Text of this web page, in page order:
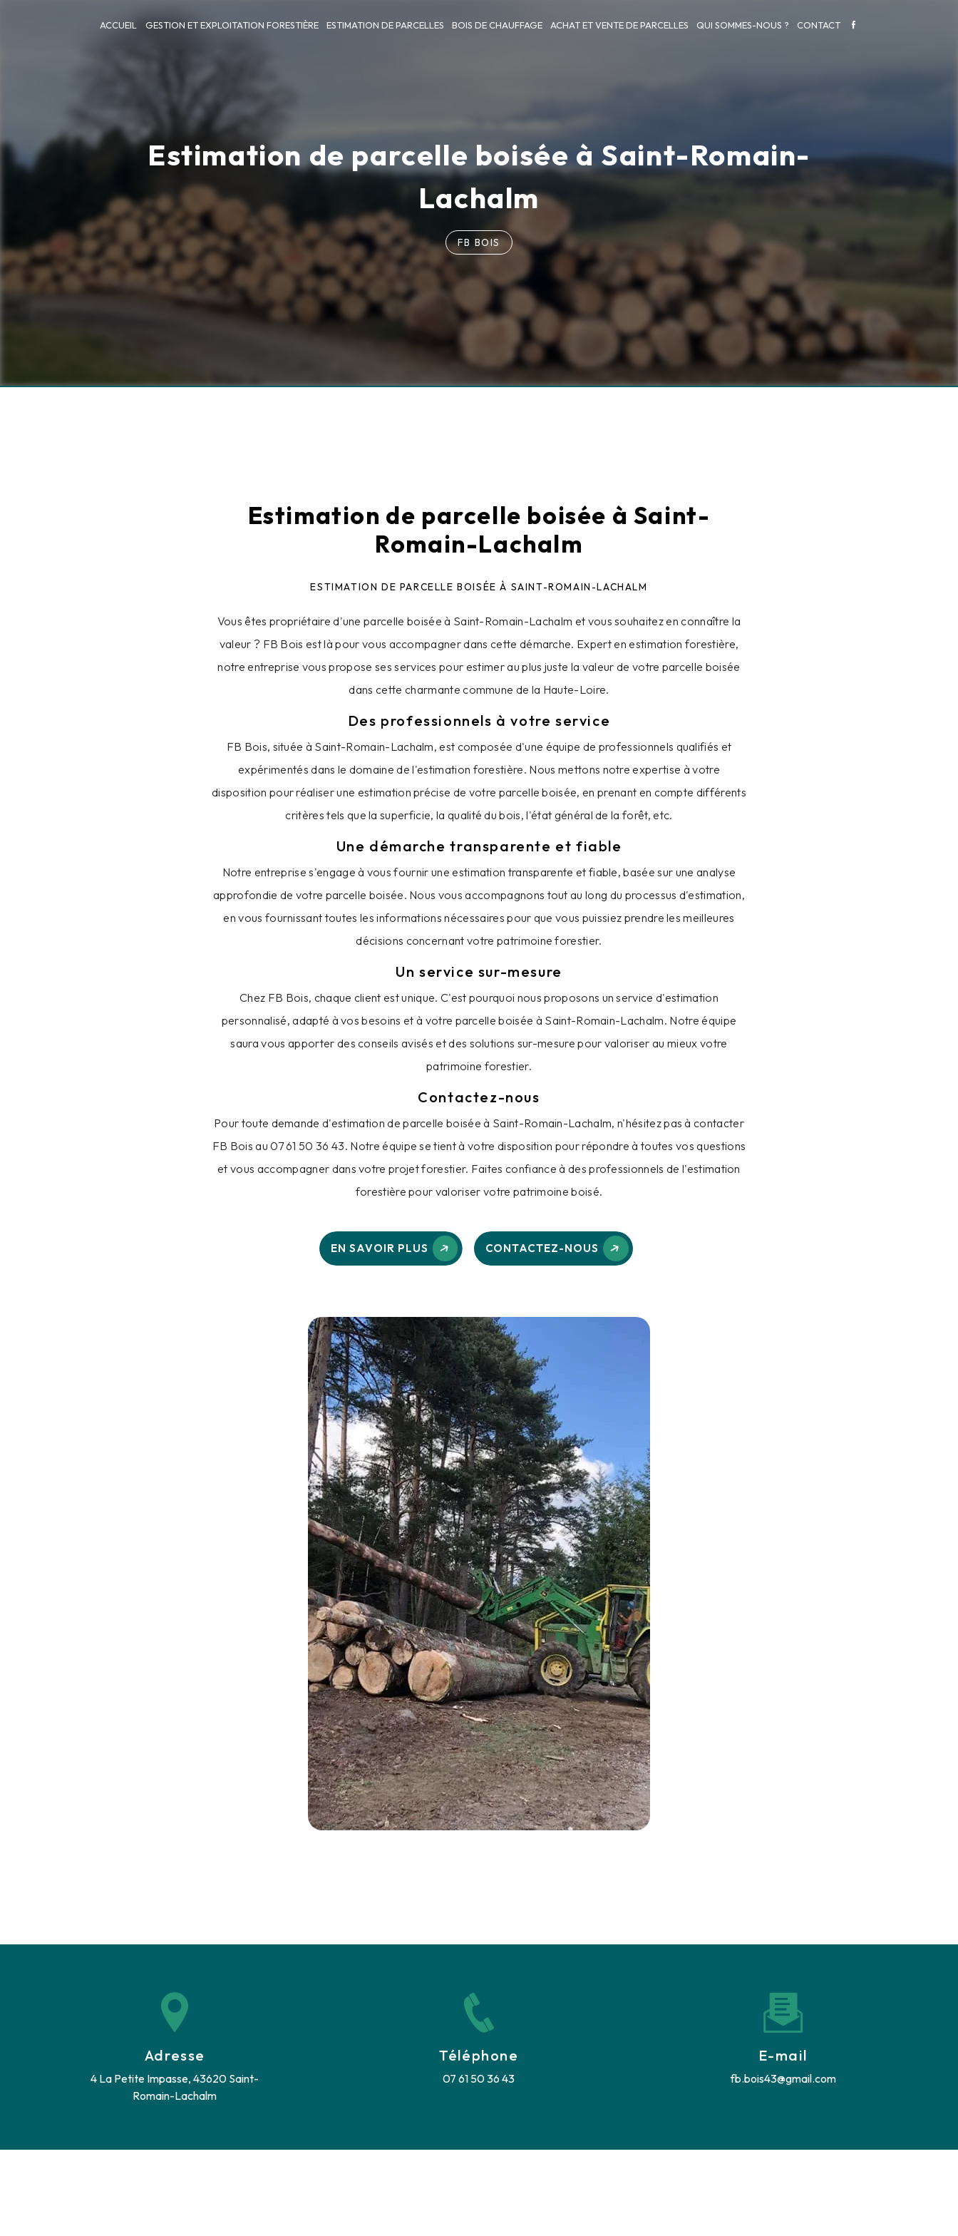
ACCUEIL GESTION ET EXPLOITATION FORESTIÈRE ESTIMATION DE PARCELLES BOIS DE CHAUFFAGE ACHAT ET VENTE DE PARCELLES QUI SOMMES-NOUS ? CONTACT
Estimation de parcelle boisée à Saint-Romain-
Lachalm
FB BOIS
Estimation de parcelle boisée à Saint-
Romain-Lachalm
ESTIMATION DE PARCELLE BOISÉE À SAINT-ROMAIN-LACHALM
Vous êtes propriétaire d'une parcelle boisée à Saint-Romain-Lachalm et vous souhaitez en connaître la
valeur ? FB Bois est là pour vous accompagner dans cette démarche. Expert en estimation forestière,
notre entreprise vous propose ses services pour estimer au plus juste la valeur de votre parcelle boisée
dans cette charmante commune de la Haute-Loire.
Des professionnels à votre service
FB Bois, située à Saint-Romain-Lachalm, est composée d'une équipe de professionnels qualifiés et
expérimentés dans le domaine de l'estimation forestière. Nous mettons notre expertise à votre
disposition pour réaliser une estimation précise de votre parcelle boisée, en prenant en compte différents
critères tels que la superficie, la qualité du bois, l'état général de la forêt, etc.
Une démarche transparente et fiable
Notre entreprise s'engage à vous fournir une estimation transparente et fiable, basée sur une analyse
approfondie de votre parcelle boisée. Nous vous accompagnons tout au long du processus d'estimation,
en vous fournissant toutes les informations nécessaires pour que vous puissiez prendre les meilleures
décisions concernant votre patrimoine forestier.
Un service sur-mesure
Chez FB Bois, chaque client est unique. C'est pourquoi nous proposons un service d'estimation
personnalisé, adapté à vos besoins et à votre parcelle boisée à Saint-Romain-Lachalm. Notre équipe
saura vous apporter des conseils avisés et des solutions sur-mesure pour valoriser au mieux votre
patrimoine forestier.
Contactez-nous
Pour toute demande d'estimation de parcelle boisée à Saint-Romain-Lachalm, n'hésitez pas à contacter
FB Bois au 07 61 50 36 43. Notre équipe se tient à votre disposition pour répondre à toutes vos questions
et vous accompagner dans votre projet forestier. Faites confiance à des professionnels de l'estimation
forestière pour valoriser votre patrimoine boisé.
EN SAVOIR PLUS CONTACTEZ-NOUS
Adresse
4 La Petite Impasse, 43620 Saint-
Romain-Lachalm
Téléphone
07 61 50 36 43
E-mail
fb.bois43@gmail.com